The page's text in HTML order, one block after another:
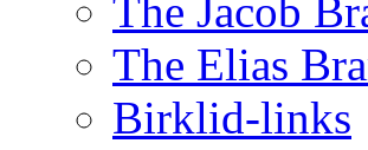
The Jacob
The Elias
Birklid-links